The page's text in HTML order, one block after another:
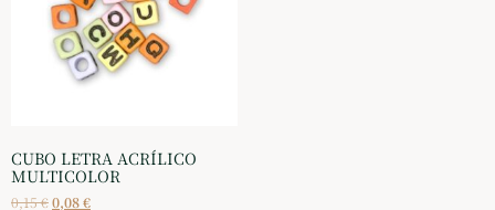
CUBO LETRA ACRÍLICO
MULTICOLOR
0,15€0,08€